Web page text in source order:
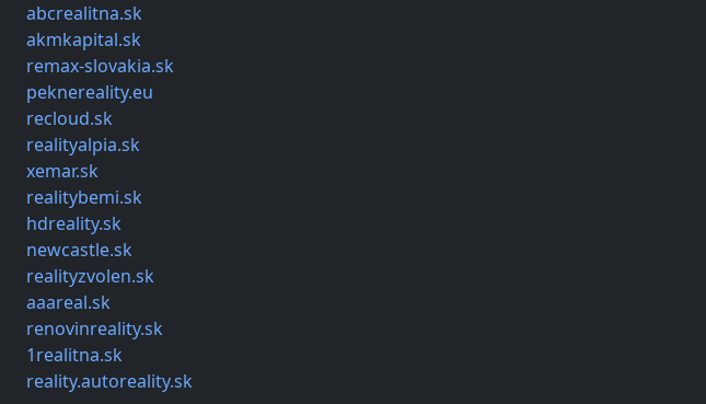
abcrealitna.sk
akmkapital.sk
remax-slovakia.sk
peknereality.eu
recloud.sk
realityalpia.sk
xemar.sk
realitybemi.sk
hdreality.sk
newcastle.sk
realityzvolen.sk
aaareal.sk
renovinreality.sk
1realitna.sk
reality.autoreality.sk